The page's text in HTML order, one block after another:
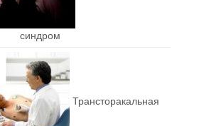
синдром
Трансторакальная